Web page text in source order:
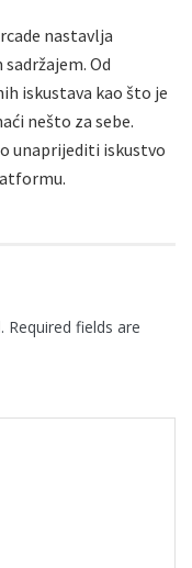
nastavlja
Od
iskustava kao što je
nešto za sebe.
unaprijediti iskustvo
Required fields are